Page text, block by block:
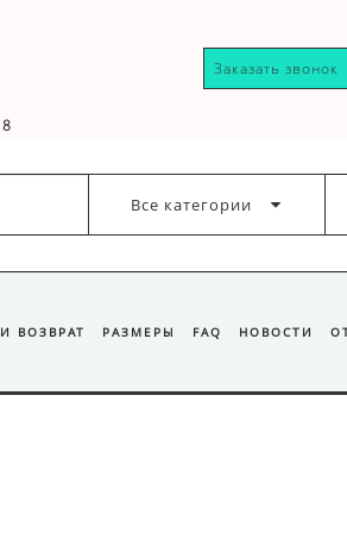
Заказать звонок
Все категории
ВОЗВРАТ РАЗМЕРЫ FAQ НОВОСТИ